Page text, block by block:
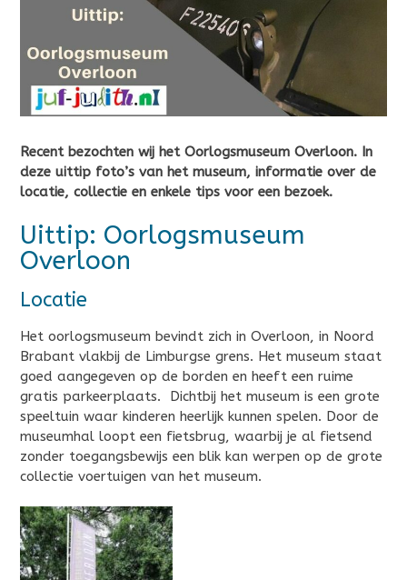
Recent bezochten wij het Oorlogsmuseum Overloon. In
deze uittip foto’s van het museum, informatie over de
locatie, collectie en enkele tips voor een bezoek.
Uittip: Oorlogsmuseum
Overloon
Locatie
Het oorlogsmuseum bevindt zich in Overloon, in Noord
Brabant vlakbij de Limburgse grens. Het museum staat
goed aangegeven op de borden en heeft een ruime
gratis parkeerplaats. Dichtbij het museum is een grote
speeltuin waar kinderen heerlijk kunnen spelen. Door de
museumhal loopt een fietsbrug, waarbij je al fietsend
zonder toegangsbewijs een blik kan werpen op de grote
collectie voertuigen van het museum.